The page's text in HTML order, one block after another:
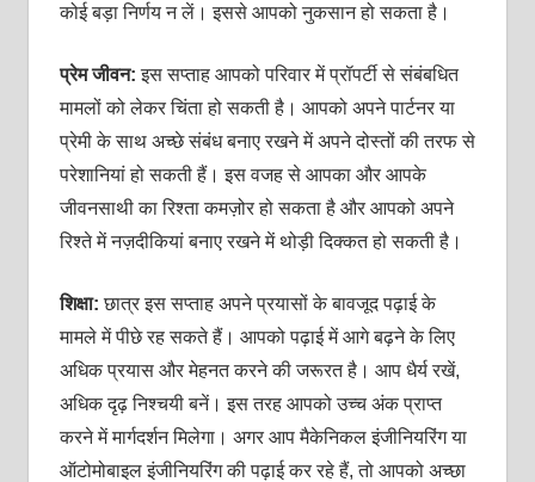
कोई बड़ा निर्णय न लें। इससे आपको नुकसान हो सकता है।
प्रेम जीवन: इस सप्‍ताह आपको परिवार में प्रॉपर्टी से संबंबधित
मामलों को लेकर चिंता हो सकती है। आपको अपने पार्टनर या
प्रेमी के साथ अच्‍छे संबंध बनाए रखने में अपने दोस्‍तों की तरफ से
परेशानियां हो सकती हैं। इस वजह से आपका और आपके
जीवनसाथी का रिश्‍ता कमज़ोर हो सकता है और आपको अपने
रिश्‍ते में नज़दीकियां बनाए रखने में थोड़ी दिक्‍कत हो सकती है।
शिक्षा:छात्र इस सप्‍ताह अपने प्रयासों के बावजूद पढ़ाई के
मामले में पीछे रह सकते हैं। आपको पढ़ाई में आगे बढ़ने के लिए
अधिक प्रयास और मेहनत करने की जरूरत है। आप धैर्य रखें,
अधिक दृढ़ निश्‍चयी बनें। इस तरह आपको उच्‍च अंक प्राप्‍त
करने में मार्गदर्शन मिलेगा। अगर आप मैकेनिकल इंजीनियरिंग या
ऑटोमोबाइल इंजीनियरिंग की पढ़ाई कर रहे हैं, तो आपको अच्‍छा